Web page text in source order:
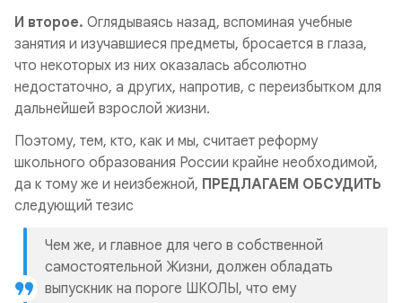
И второе. Оглядываясь назад, вспоминая учебные
занятия и изучавшиеся предметы, бросается в глаза,
что некоторых из них оказалась абсолютно
недостаточно, а других, напротив, с переизбытком для
дальнейшей взрослой жизни.
Поэтому, тем, кто, как и мы, считает реформу
школьного образования России крайне необходимой,
да к тому же и неизбежной, ПРЕДЛАГАЕМ ОБСУДИТЬ
следующий тезис
Чем же, и главное для чего в собственной
самостоятельной Жизни, должен обладать
выпускник на пороге ШКОЛЫ, что ему